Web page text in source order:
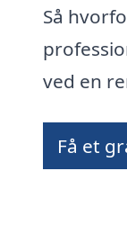
Så
ved en
Få et